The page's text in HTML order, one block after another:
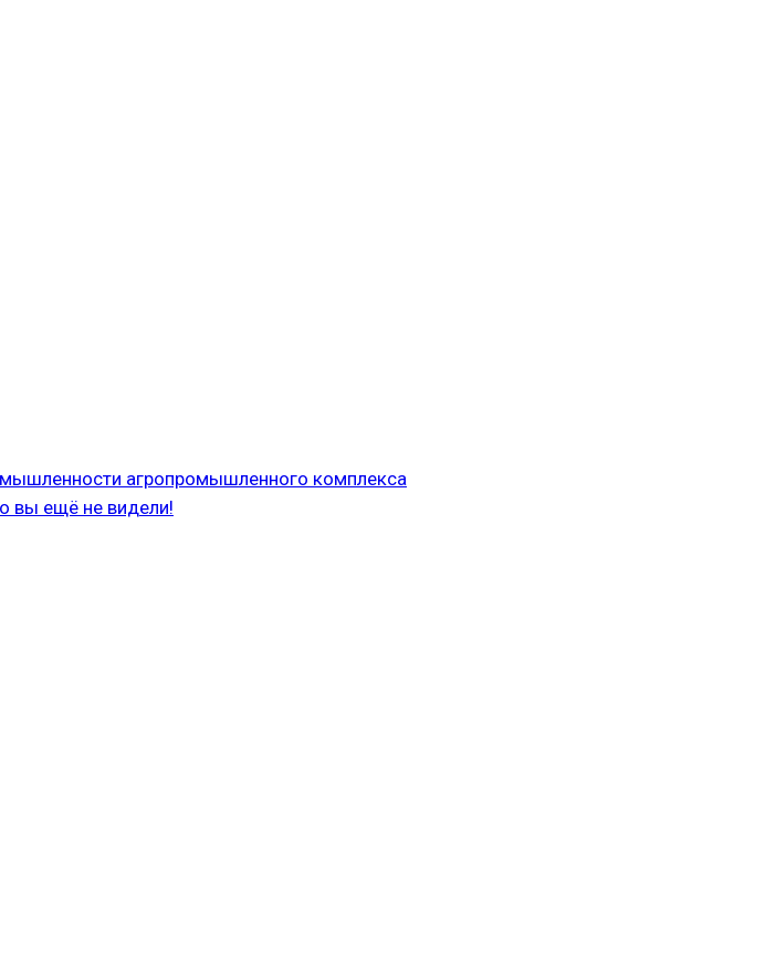
агропромышленного комплекса
вы ещё не видели!